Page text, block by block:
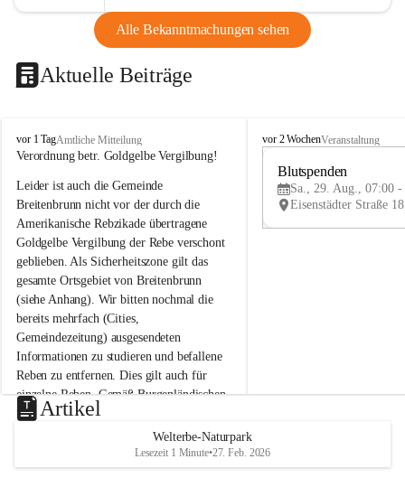
Alle Bekanntmachungen sehen
Aktuelle Beiträge
B
r
i
t
e
n
b
r
u
n
n
a
m
N
e
u
s
d
vor 1 TagAmtliche Mitteilung
Verordnung betr. Goldgelbe Vergilbung!
Leider ist auch die Gemeinde
Breitenbrunn nicht vor der durch die
Amerikanische Rebzikade übertragene
Goldgelbe Vergilbung der Rebe verschont
geblieben. Als Sicherheitszone gilt das
gesamte Ortsgebiet von Breitenbrunn
(siehe Anhang). Wir bitten nochmal die
bereits mehrfach (Cities,
Gemeindezeitung) ausgesendeten
Informationen zu studieren und befallene
Reben zu entfernen. Dies gilt auch für
einzelne Reben. Gemäß Burgenländischen
Weinbaugesetz sind nicht gepflegte oder
unzulässige Weingärten zu roden! Bitte
helfen wir zusammen um unsere Winzer
vor den prognostizierten Ernteausfällen
B
e
u
e
d
vor 2 WochenVeranstaltung
Blutspenden
Sa., 29. Aug., 07:00 -
Artikel
Welterbe-Naturpark
Lesezeit 1 Minute•27. Feb. 2026